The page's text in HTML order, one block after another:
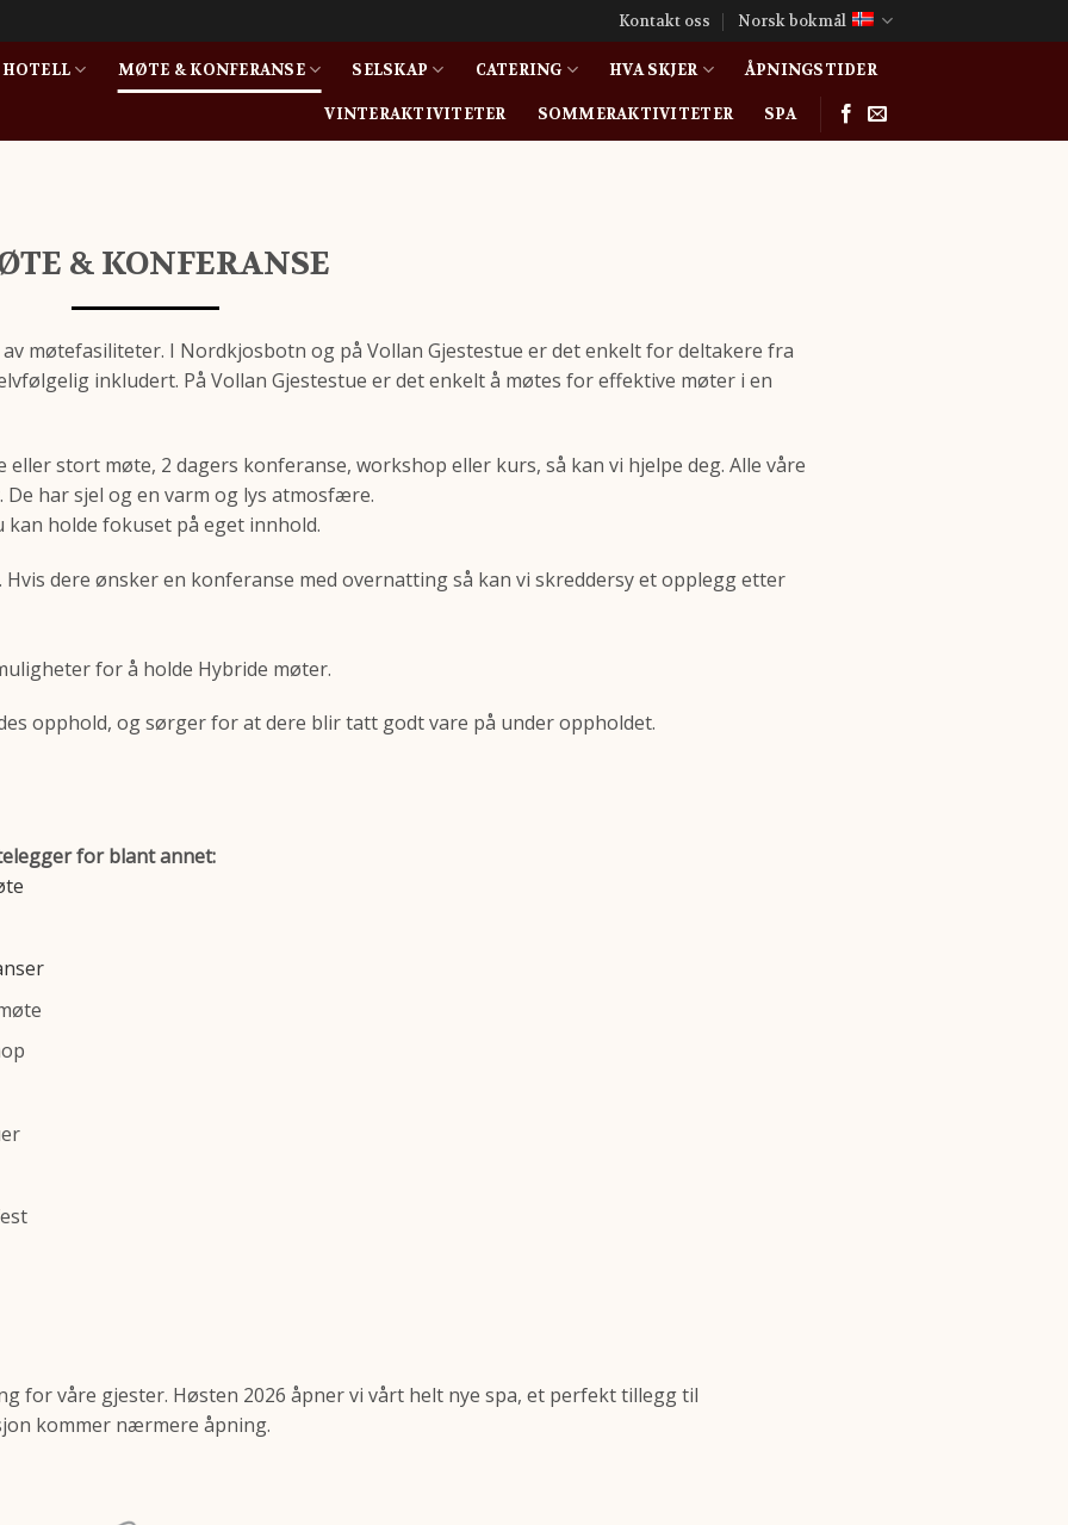
Kontakt oss Norsk bokmål
HOTELL MØTE & KONFERANSE SELSKAP CATERING HVA SKJER ÅPNINGSTIDER
VINTERAKTIVITETER SOMMERAKTIVITETER SPA
& KONFERANSE
møtefasiliteter. I Nordkjosbotn og på Vollan Gjestestue er det enkelt for deltakere fra
inkludert. På Vollan Gjestestue er det enkelt å møtes for effektive møter i en
stort møte, 2 dagers konferanse, workshop eller kurs, så kan vi hjelpe deg. Alle våre
har sjel og en varm og lys atmosfære.
holde fokuset på eget innhold.
dere ønsker en konferanse med overnatting så kan vi skreddersy et opplegg etter
for å holde Hybride møter.
opphold, og sørger for at dere blir tatt godt vare på under oppholdet.
for blant annet:
for våre gjester. Høsten 2026 åpner vi vårt helt nye spa, et perfekt tillegg til
kommer nærmere åpning.